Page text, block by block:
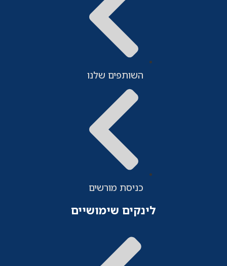
השותפים שלנו
כניסת מורשים
לינקים שימושיים